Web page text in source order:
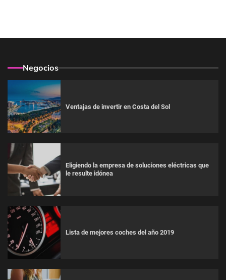
Negocios
Ventajas de invertir en Costa del Sol
Eligiendo la empresa de soluciones eléctricas que
le resulte idónea
Lista de mejores coches del año 2019